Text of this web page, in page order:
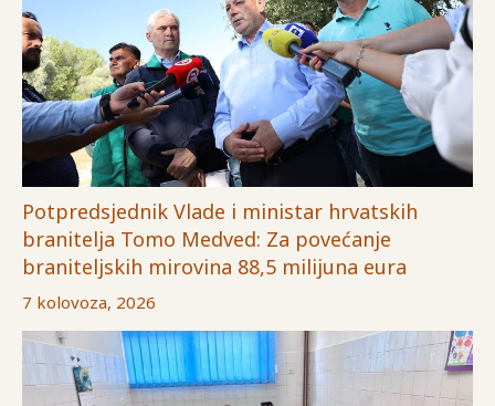
Potpredsjednik Vlade i ministar hrvatskih
branitelja Tomo Medved: Za povećanje
braniteljskih mirovina 88,5 milijuna eura
7 kolovoza, 2026